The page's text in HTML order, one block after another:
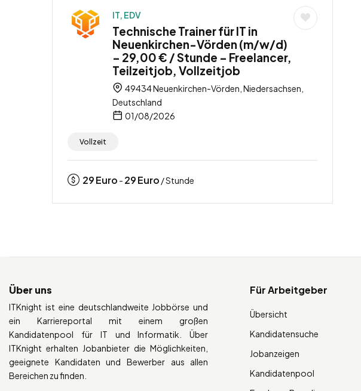
IT, EDV
Technische Trainer für IT in
Neuenkirchen-Vörden (m/w/d)
– 29,00 € / Stunde – Freelancer,
Teilzeitjob, Vollzeitjob
49434 Neuenkirchen-Vörden, Niedersachsen,
Deutschland
01/08/2026
Vollzeit
29Euro - 29Euro / Stunde
Über uns
ITKnight ist eine deutschlandweite Jobbörse und
ein Karriereportal mit einem großen
Kandidatenpool für IT und Informatik. Über
ITKnight erhalten Jobanbieter die Möglichkeiten,
geeignete Kandidaten und Bewerber aus allen
Bereichen zu finden.
Für Arbeitgeber
Übersicht
Kandidatensuche
Jobanzeigen
Kandidatenpool